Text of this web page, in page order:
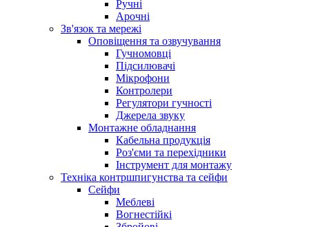
Ручні
Арочні
Зв'язок та мережі
Оповіщення та озвучування
Гучномовці
Підсилювачі
Мікрофони
Контролери
Регулятори гучності
Джерела звуку
Монтажне обладнання
Кабельна продукція
Роз'єми та перехідники
Інструмент для монтажу
Техніка контршпигунства та сейфи
Сейфи
Меблеві
Вогнестійкі